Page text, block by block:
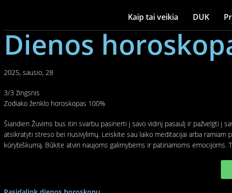
Kaip tai veikia DUK
Dienos
2025, sausio, 28
3/3 žingsnis
Zodiako ženklo horoskopas 100%
Šiandien Žuvims bus itin svarbu pasinerti į savo vidinį pasaulį ir pažvelgti į
atsikratyti streso bei nusivylimų. Leiskite sau laiko meditacijai arba
kūrybiškumą. Būkite atviri naujoms galimybėms ir patiriamoms emocijoms.